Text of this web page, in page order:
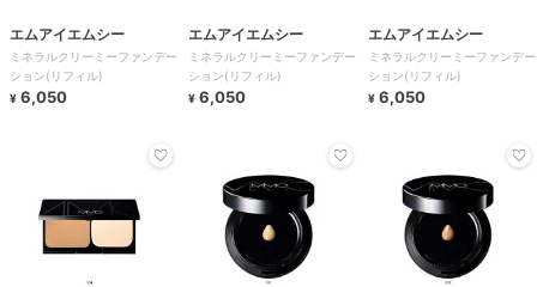
エムアイエムシー
ミネラルクリーミーファンデー
ション(リフィル)
¥ 6,050
エムアイエムシー
ミネラルクリーミーファンデー
ション(リフィル)
¥ 6,050
エムアイエムシー
ミネラルクリーミーファンデー
ション(リフィル)
¥ 6,050